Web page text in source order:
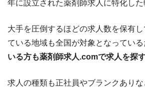
年に設立された薬剤師求人に特化した
大手を圧倒するほどの求人数を保有
ている地域も全国が対象となっている
いる方も薬剤師求人.comで求人を探
求人の種類も正社員やブランクあり